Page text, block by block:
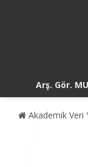
Arş. Gör.
Akademik Veri